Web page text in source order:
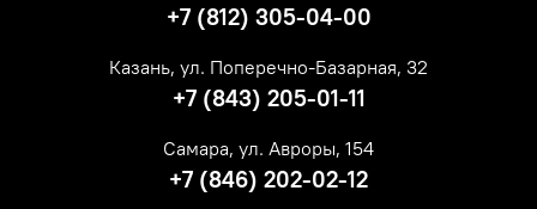
+7 (812) 305-04-00
Казань, ул. Поперечно-Базарная, 32
+7 (843) 205-01-11
Самара, ул. Авроры, 154
+7 (846) 202-02-12